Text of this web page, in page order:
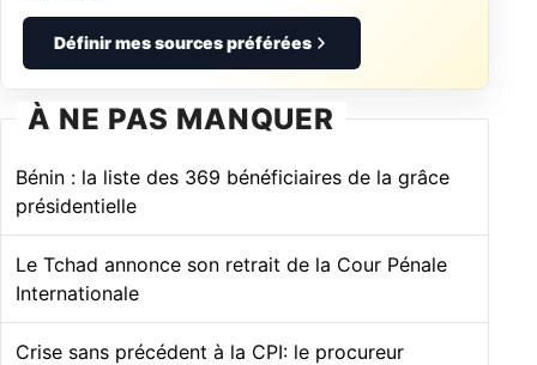
Définir mes sources préférées
À NE PAS MANQUER
Bénin : la liste des 369 bénéficiaires de la grâce
présidentielle
Le Tchad annonce son retrait de la Cour Pénale
Internationale
Crise sans précédent à la CPI: le procureur